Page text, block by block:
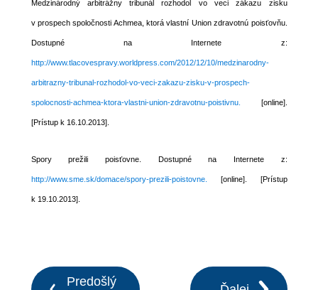
Medzinárodný arbitrážny tribunál rozhodol vo veci zákazu zisku
v prospech spoločnosti Achmea, ktorá vlastní Union zdravotnú poisťovňu.
Dostupné na Internete z:
http://www.tlacovespravy.worldpress.com/2012/12/10/medzinarodny-
arbitrazny-tribunal-rozhodol-vo-veci-zakazu-zisku-v-prospech-
spolocnosti-achmea-ktora-vlastni-union-zdravotnu-poistivnu. [online].
[Prístup k 16.10.2013].
Spory prežili poisťovne. Dostupné na Internete z:
http://www.sme.sk/domace/spory-prezili-poistovne. [online]. [Prístup
k 19.10.2013].
Predošlý